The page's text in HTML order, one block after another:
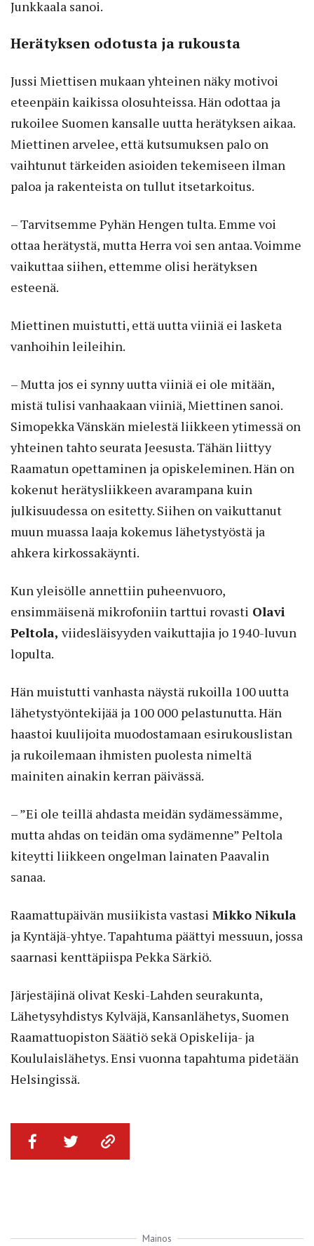
Junkkaala sanoi.
Herätyksen odotusta ja rukousta
Jussi Miettisen mukaan yhteinen näky motivoi
eteenpäin kaikissa olosuhteissa. Hän odottaa ja
rukoilee Suomen kansalle uutta herätyksen aikaa.
Miettinen arvelee, että kutsumuksen palo on
vaihtunut tärkeiden asioiden tekemiseen ilman
paloa ja rakenteista on tullut itsetarkoitus.
– Tarvitsemme Pyhän Hengen tulta. Emme voi
ottaa herätystä, mutta Herra voi sen antaa. Voimme
vaikuttaa siihen, ettemme olisi herätyksen
esteenä.
Miettinen muistutti, että uutta viiniä ei lasketa
vanhoihin leileihin.
– Mutta jos ei synny uutta viiniä ei ole mitään,
mistä tulisi vanhaakaan viiniä, Miettinen sanoi.
Simopekka Vänskän mielestä liikkeen ytimessä on
yhteinen tahto seurata Jeesusta. Tähän liittyy
Raamatun opettaminen ja opiskeleminen. Hän on
kokenut herätysliikkeen avarampana kuin
julkisuudessa on esitetty. Siihen on vaikuttanut
muun muassa laaja kokemus lähetystyöstä ja
ahkera kirkossakäynti.
Kun yleisölle annettiin puheenvuoro,
ensimmäisenä mikrofoniin tarttui rovasti Olavi
Peltola, viidesläisyyden vaikuttajia jo 1940-luvun
lopulta.
Hän muistutti vanhasta näystä rukoilla 100 uutta
lähetystyöntekijää ja 100 000 pelastunutta. Hän
haastoi kuulijoita muodostamaan esirukouslistan
ja rukoilemaan ihmisten puolesta nimeltä
mainiten ainakin kerran päivässä.
– ”Ei ole teillä ahdasta meidän sydämessämme,
mutta ahdas on teidän oma sydämenne” Peltola
kiteytti liikkeen ongelman lainaten Paavalin
sanaa.
Raamattupäivän musiikista vastasi Mikko Nikula
ja Kyntäjä-yhtye. Tapahtuma päättyi messuun, jossa
saarnasi kenttäpiispa Pekka Särkiö.
Järjestäjinä olivat Keski-Lahden seurakunta,
Lähetysyhdistys Kylväjä, Kansanlähetys, Suomen
Raamattuopiston Säätiö sekä Opiskelija- ja
Koululaislähetys. Ensi vuonna tapahtuma pidetään
Helsingissä.
Mainos